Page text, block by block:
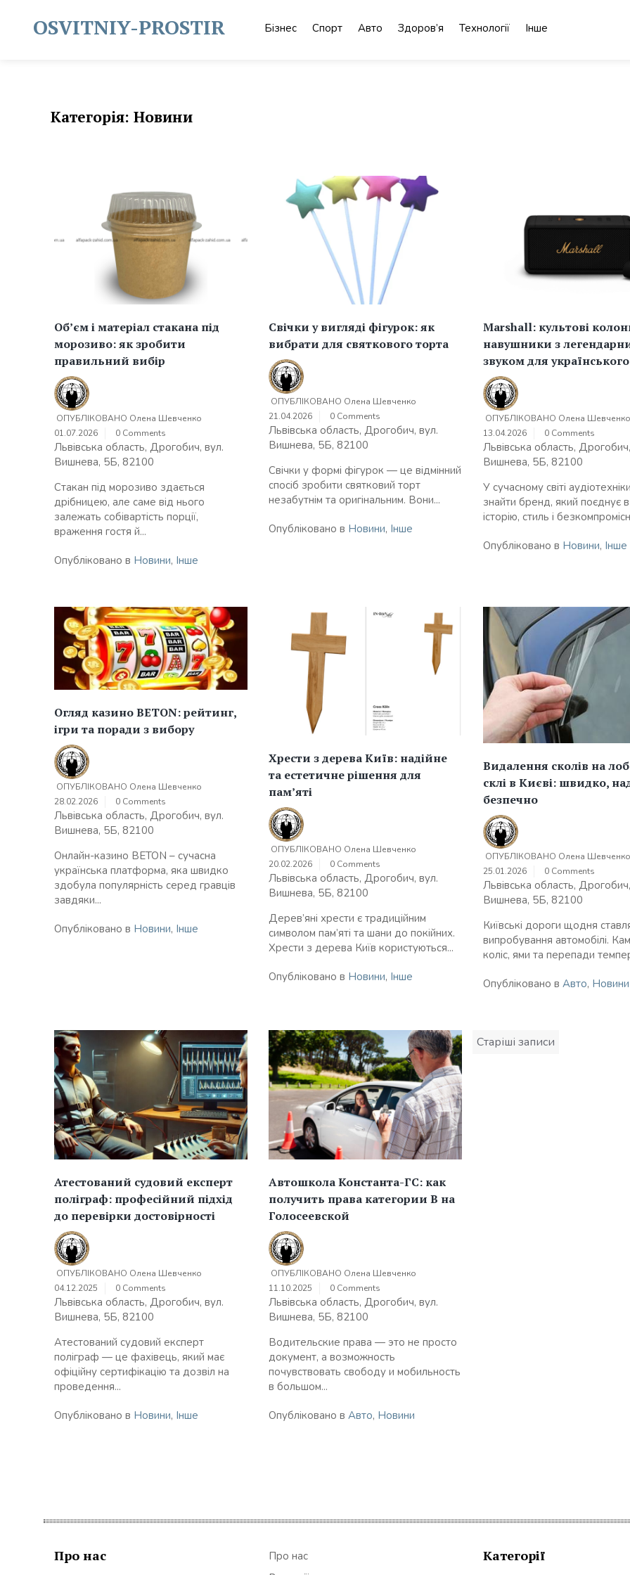
contentOSVITNIY-PROSTIR Бізнес Спорт Авто Здоров’я Технології Інше
Категорія: Новини
Об’єм і матеріал стакана під
морозиво: як зробити
правильний вибір
ОПУБЛІКОВАНО Олена Шевченко
01.07.2026
0 Comments
Львівська область, Дрогобич, вул.
Вишнева, 5Б, 82100
Стакан під морозиво здається
дрібницею, але саме від нього
залежать собівартість порції,
враження гостя й...
Опубліковано в Новини, Інше
Свічки у вигляді фігурок: як
вибрати для святкового торта
ОПУБЛІКОВАНО Олена Шевченко
21.04.2026
0 Comments
Львівська область, Дрогобич, вул.
Вишнева, 5Б, 82100
Свічки у формі фігурок — це відмінний
спосіб зробити святковий торт
незабутнім та оригінальним. Вони...
Опубліковано в Новини, Інше
Marshall: культові
навушники з
звуком для
ОПУБЛІКОВАНО Олена Шевченко
13.04.2026
0 Comments
Львівська область,
Вишнева, 5Б, 82100
У сучасному світі
знайти бренд, який поєднує в
історію, стиль і
Опубліковано в Новини, Інше
Огляд казино BETON: рейтинг,
ігри та поради з вибору
ОПУБЛІКОВАНО Олена Шевченко
28.02.2026
0 Comments
Львівська область, Дрогобич, вул.
Вишнева, 5Б, 82100
Онлайн-казино BETON – сучасна
українська платформа, яка швидко
здобула популярність серед гравців
завдяки...
Опубліковано в Новини, Інше
Хрести з дерева Київ: надійне
та естетичне рішення для
пам’яті
ОПУБЛІКОВАНО Олена Шевченко
20.02.2026
0 Comments
Львівська область, Дрогобич, вул.
Вишнева, 5Б, 82100
Дерев’яні хрести є традиційним
символом пам’яті та шани до покійних.
Хрести з дерева Київ користуються...
Опубліковано в Новини, Інше
Видалення сколів на
склі в Києві: швидко,
безпечно
ОПУБЛІКОВАНО Олена Шевченко
25.01.2026
0 Comments
Львівська область,
Вишнева, 5Б, 82100
Київські дороги щодня
випробування автомобілі.
коліс, ями та перепади
Опубліковано в Авто, Новини
Атестований судовий експерт
поліграф: професійний підхід
до перевірки достовірності
ОПУБЛІКОВАНО Олена Шевченко
04.12.2025
0 Comments
Львівська область, Дрогобич, вул.
Вишнева, 5Б, 82100
Атестований судовий експерт
поліграф — це фахівець, який має
офіційну сертифікацію та дозвіл на
проведення...
Опубліковано в Новини, Інше
Автошкола Константа-ГС: как
получить права категории В на
Голосеевской
ОПУБЛІКОВАНО Олена Шевченко
11.10.2025
0 Comments
Львівська область, Дрогобич, вул.
Вишнева, 5Б, 82100
Водительские права — это не просто
документ, а возможность
почувствовать свободу и мобильность
в большом...
Опубліковано в Авто, Новини
Навігація
записів
Старіші записи
Про нас
Про нас
Категорії